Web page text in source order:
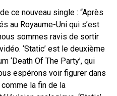
ce nouveau single : “Après
au Royaume-Uni qui s’est
sommes ravis de sortir
‘Static’ est le deuxième
‘Death Of The Party’, qui
espérons voir figurer dans
la fin de la